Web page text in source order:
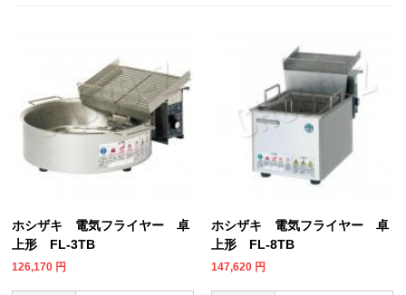
ホシザキ 電気フライヤー 卓
上形 FL-3TB
126,170 円
ホシザキ 電気フライヤー 卓
上形 FL-8TB
147,620 円